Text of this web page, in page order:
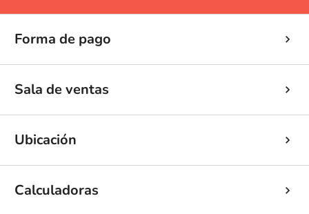
Forma de pago
Sala de ventas
Ubicación
Calculadoras